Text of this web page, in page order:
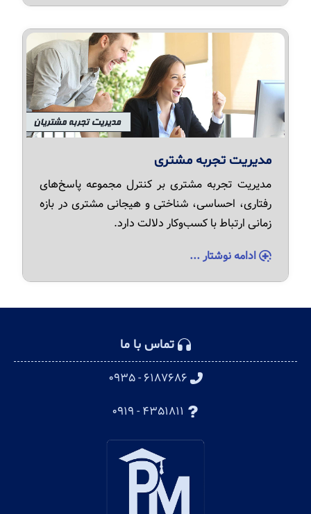
مدیریت تجربه مشتری
مدیریت تجربه مشتری بر کنترل مجموعه پاسخ‌های
رفتاری، احساسی، شناختی و هیجانی مشتری در بازه
زمانی ارتباط با کسب‌وکار دلالت دارد.
ادامه نوشتار ...
تماس با ما
۶۱۸۷۶۸۶ - ۰۹۳۵